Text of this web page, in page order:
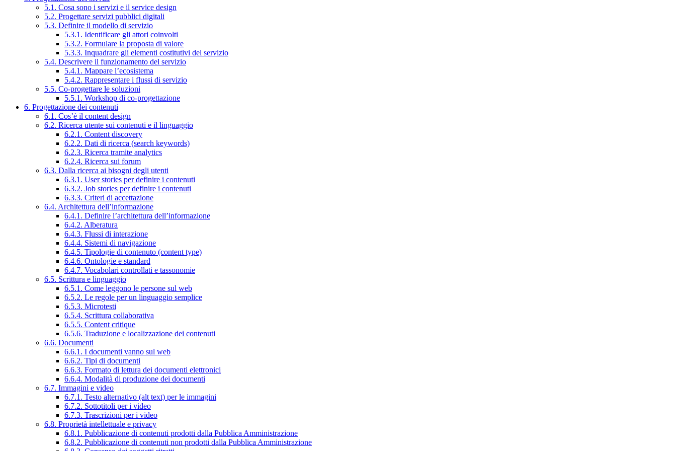
5.1. Cosa sono i servizi e il service design
5.2. Progettare servizi pubblici digitali
5.3. Definire il modello di servizio
5.3.1. Identificare gli attori coinvolti
5.3.2. Formulare la proposta di valore
5.3.3. Inquadrare gli elementi costitutivi del servizio
5.4. Descrivere il funzionamento del servizio
5.4.1. Mappare l’ecosistema
5.4.2. Rappresentare i flussi di servizio
5.5. Co-progettare le soluzioni
5.5.1. Workshop di co-progettazione
6. Progettazione dei contenuti
6.1. Cos’è il content design
6.2. Ricerca utente sui contenuti e il linguaggio
6.2.1. Content discovery
6.2.2. Dati di ricerca (search keywords)
6.2.3. Ricerca tramite analytics
6.2.4. Ricerca sui forum
6.3. Dalla ricerca ai bisogni degli utenti
6.3.1. User stories per definire i contenuti
6.3.2. Job stories per definire i contenuti
6.3.3. Criteri di accettazione
6.4. Architettura dell’informazione
6.4.1. Definire l’architettura dell’informazione
6.4.2. Alberatura
6.4.3. Flussi di interazione
6.4.4. Sistemi di navigazione
6.4.5. Tipologie di contenuto (content type)
6.4.6. Ontologie e standard
6.4.7. Vocabolari controllati e tassonomie
6.5. Scrittura e linguaggio
6.5.1. Come leggono le persone sul web
6.5.2. Le regole per un linguaggio semplice
6.5.3. Microtesti
6.5.4. Scrittura collaborativa
6.5.5. Content critique
6.5.6. Traduzione e localizzazione dei contenuti
6.6. Documenti
6.6.1. I documenti vanno sul web
6.6.2. Tipi di documenti
6.6.3. Formato di lettura dei documenti elettronici
6.6.4. Modalità di produzione dei documenti
6.7. Immagini e video
6.7.1. Testo alternativo (alt text) per le immagini
6.7.2. Sottotitoli per i video
6.7.3. Trascrizioni per i video
6.8. Proprietà intellettuale e privacy
6.8.1. Pubblicazione di contenuti prodotti dalla Pubblica Amministrazione
6.8.2. Pubblicazione di contenuti non prodotti dalla Pubblica Amministrazione